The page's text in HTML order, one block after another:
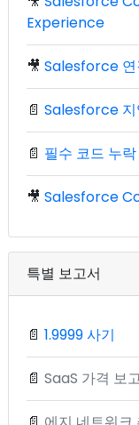
Experience
🎥 Salesforce 연
📄 Salesforce 지
📄 필수 코드 누
🎥 Salesforce
특별 보고서
📄 1.9999 사기
📄 SaaS 가격 보